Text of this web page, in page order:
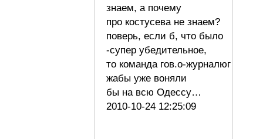
знаем, а почему
про костусева не знаем?
поверь, если б, что было
-супер убедительное,
то команда гов.о-журналюг
жабы уже воняли
бы на всю Одессу…
2010-10-24 12:25:09